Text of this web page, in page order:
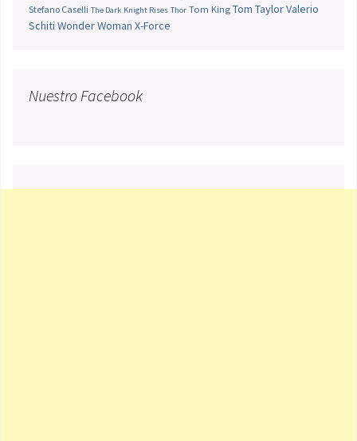
Stefano Caselli The Dark Knight Rises Thor Tom King Tom TaylorValerio
Schiti Wonder Woman X-Force
Nuestro Facebook